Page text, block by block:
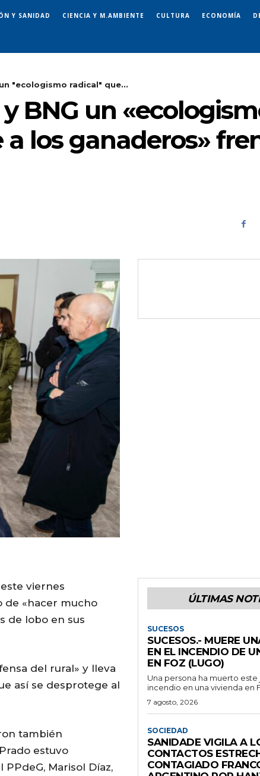
Y SANIDAD CIENCIA Y M.AMBIENTE CULTURA ECONOMÍA
un "ecologismo radical" que...
y BNG un
los ganaderos»
viernes
de «hacer mucho
de lobo en sus
del rural» y lleva
así se desprotege al
también
estuvo
Marisol Díaz,
ÚLTIMAS
SUCESOS
SUCESOS.- MUERE
EN EL INCENDIO DE
EN FOZ (LUGO)
Una persona ha muerto este
incendio en una vivienda en
7 agosto, 2026
SOCIEDAD
SANIDADE VIGILA A
CONTACTOS
CONTAGIADO